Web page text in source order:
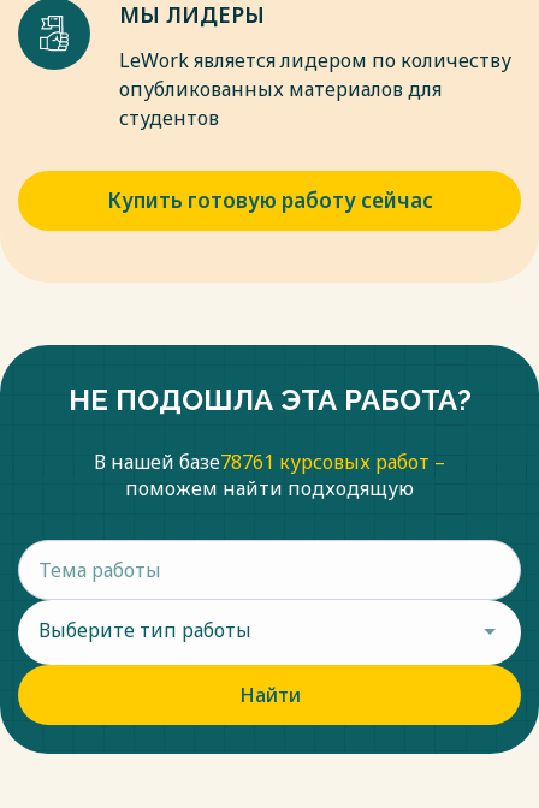
МЫ ЛИДЕРЫ
LeWork является лидером по количеству
опубликованных материалов для
студентов
Купить готовую работу сейчас
НЕ ПОДОШЛА ЭТА РАБОТА?
В нашей базе78761 курсовых работ –
поможем найти подходящую
Выберите тип работы
Найти